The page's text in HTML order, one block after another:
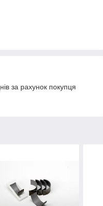
за рахунок покупця